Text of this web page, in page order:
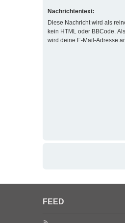
Nachrichtentext:
Diese Nachricht wird als
kein HTML oder BBCode.
wird deine E-Mail-Adresse
FEED